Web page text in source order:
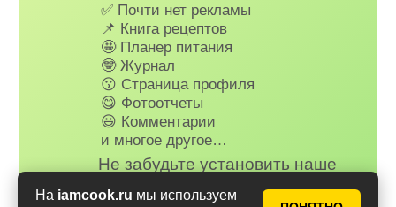
На iamcook.ru мы используем
✅ Почти нет рекламы
📌 Книга рецептов
🤩 Планер питания
🤓 Журнал
😗 Страница профиля
😋 Фотоотчеты
😃 Комментарии
и многое другое…
Не забудьте установить наше